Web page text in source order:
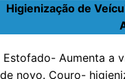
Higienização de
Estofado- Aumenta a
de novo. Couro-